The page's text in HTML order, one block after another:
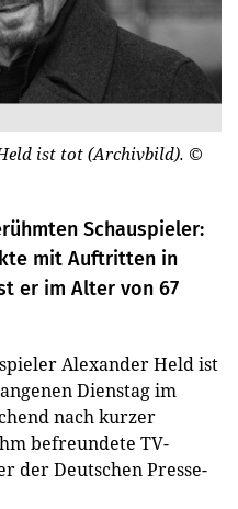
ist tot (Archivbild). ©
Schauspieler:
mit Auftritten in
er im Alter von 67
Alexander Held ist
Dienstag im
nach kurzer
befreundete TV-
der Deutschen Presse-